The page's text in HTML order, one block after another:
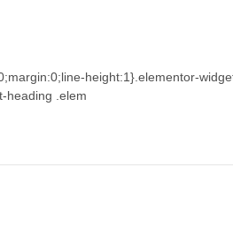
height:1}.elementor-
heading .elem